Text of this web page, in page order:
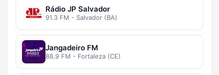
Rádio JP Salvador
91.3 FM - Salvador (BA)
Jangadeiro FM
88.9 FM - Fortaleza (CE)